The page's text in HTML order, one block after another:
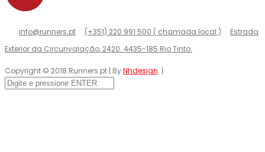
info@runners.pt (+351) 220 991 500 ( chamada local )
Estrada
Exterior da Circunvalação, 2420. 4435-185 Rio Tinto.
Copyright © 2018 Runners.pt | ByNhdesign. |